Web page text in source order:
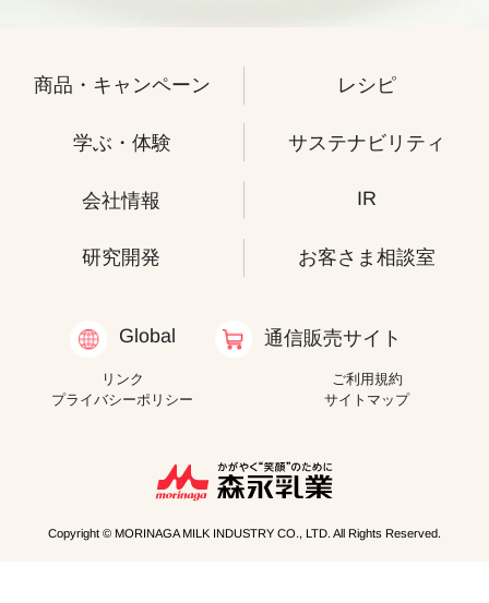
商品・キャンペーン レシピ
学ぶ・体験 サステナビリティ
会社情報 IR
研究開発 お客さま相談室
Global 通信販売サイト
リンク
ご利用規約
プライバシーポリシー
サイトマップ
Copyright © MORINAGA MILK INDUSTRY CO., LTD. All Rights Reserved.